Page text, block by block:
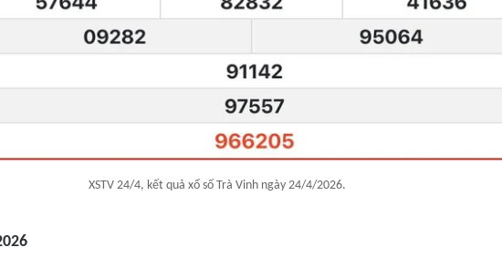
XSTV 24/4, kết quả xổ số Trà Vinh ngày 24/4/2026.